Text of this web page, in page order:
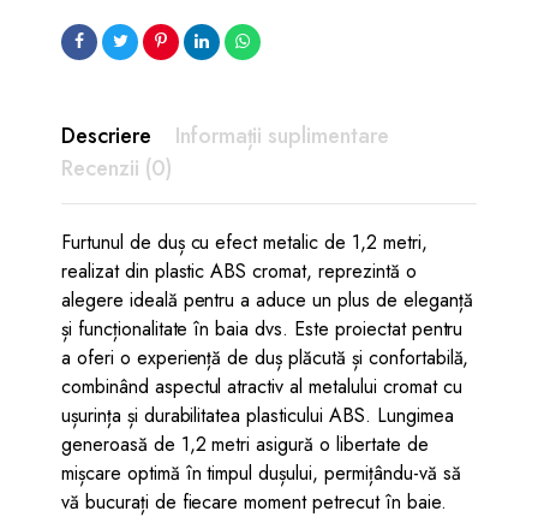
Descriere
Informații suplimentare
Recenzii (0)
Furtunul de duș cu efect metalic de 1,2 metri,
realizat din plastic ABS cromat, reprezintă o
alegere ideală pentru a aduce un plus de eleganță
și funcționalitate în baia dvs. Este proiectat pentru
a oferi o experiență de duș plăcută și confortabilă,
combinând aspectul atractiv al metalului cromat cu
ușurința și durabilitatea plasticului ABS. Lungimea
generoasă de 1,2 metri asigură o libertate de
mișcare optimă în timpul dușului, permițându-vă să
vă bucurați de fiecare moment petrecut în baie.